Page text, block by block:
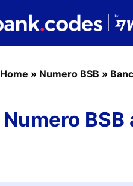
Home » Numero BSB »
Numero